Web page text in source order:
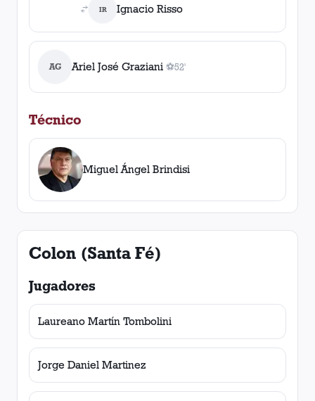
IR Ignacio Risso
AG Ariel José Graziani ⚽
1gol
52'
Técnico
Miguel Ángel Brindisi
Colon (Santa Fé)
Jugadores
Laureano Martín Tombolini
Jorge Daniel Martinez